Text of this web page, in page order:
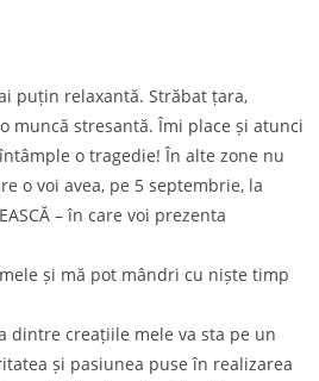
puțin relaxantă. Străbat țara,
muncă stresantă. Îmi place și atunci
o tragedie! În alte zone nu
o voi avea, pe 5 septembrie, la
– în care voi prezenta
și mă pot mândri cu niște timp
dintre creațiile mele va sta pe un
și pasiunea puse în realizarea